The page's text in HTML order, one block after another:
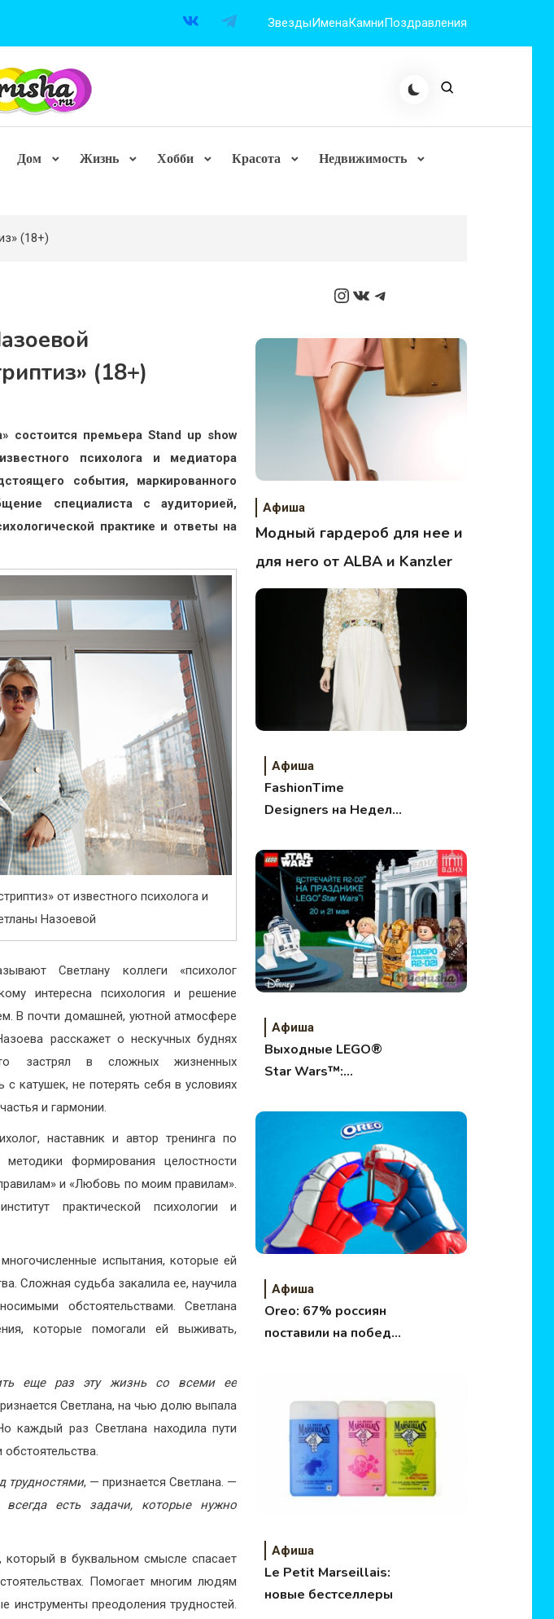
ЗвездыИменаКамниПоздравления
Дом Жизнь Хобби Красота Недвижимость
(18+)
(18+)
состоится премьера Stand up show
психолога и медиатора
события, маркированного
специалиста с аудиторией,
практике и ответы на
от известного психолога и
Назоевой
Светлану коллеги «психолог
интересна психология и решение
В почти домашней, уютной атмосфере
расскажет о нескучных буднях
застрял в сложных жизненных
с катушек, не потерять себя в условиях
и гармонии.
наставник и автор тренинга по
формирования целостности
и «Любовь по моим правилам».
практической психологии и
испытания, которые ей
Сложная судьба закалила ее, научила
обстоятельствами. Светлана
которые помогали ей выживать,
еще раз эту жизнь со всеми ее
Светлана, на чью долю выпала
каждый раз Светлана находила пути
трудностями, — признается Светлана. —
есть задачи, которые нужно
который в буквальном смысле спасает
Помогает многим людям
инструменты преодоления трудностей.
Instagram
ВКонтакте
Telegram
Афиша
Модный гардероб для нее и
для него от ALBA и Kanzler
Афиша
FashionTime
Designers на Неделе
Афиша
Выходные LEGO®
Star Wars™:
Кубика!
Афиша
Oreo: 67% россиян
поставили на победу
Афиша
Le Petit Marseillais:
новые бестселлеры